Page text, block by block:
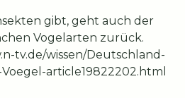
gibt, geht auch der
Vogelarten zurück.
tv.de/wissen/Deutschland-
article19822202.html